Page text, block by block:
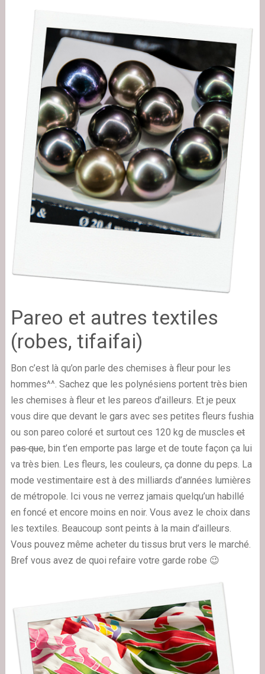
Pareo et autres textiles
(robes, tifaifai)
Bon c’est là qu’on parle des chemises à fleur pour les
hommes^^. Sachez que les polynésiens portent très bien
les chemises à fleur et les pareos d’ailleurs. Et je peux
vous dire que devant le gars avec ses petites fleurs fushia
ou son pareo coloré et surtout ces 120 kg de muscleset
pas que, bin t’en emporte pas large et de toute façon ça lui
va très bien. Les fleurs, les couleurs, ça donne du peps. La
mode vestimentaire est à des milliards d’années lumières
de métropole. Ici vous ne verrez jamais quelqu’un habillé
en foncé et encore moins en noir. Vous avez le choix dans
les textiles. Beaucoup sont peints à la main d’ailleurs.
Vous pouvez même acheter du tissus brut vers le marché.
Bref vous avez de quoi refaire votre garde robe 😉